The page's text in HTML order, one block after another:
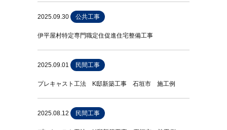
2025.09.30 公共工事
伊平屋村特定専門職定住促進住宅整備工事
2025.09.01 民間工事
プレキャスト工法 K邸新築工事 石垣市 施工例
2025.08.12 民間工事